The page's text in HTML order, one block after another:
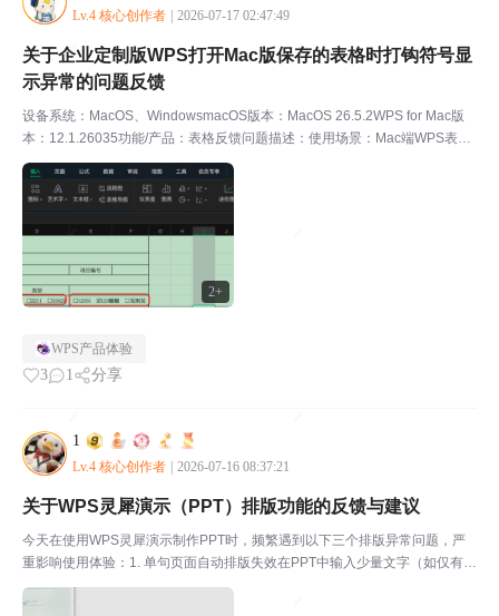
Lv.4 核心创作者 2026-07-17 02:47:49
2+
关于企业定制版WPS打开Mac版保存的表格时打钩符号显
示异常的问题反馈
设备系统：MacOS、WindowsmacOS版本：MacOS 26.5.2WPS for Mac版
本：12.1.26035功能/产品：表格反馈问题描述：使用场景：Mac端WPS表格
内，通过顶部菜单栏“插入”-“符号”，插入打钩复选符号，编辑表格内容后保
存...
WPS产品体验
3 1 分享
1
Lv.4 核心创作者 2026-07-16 08:37:21
关于WPS灵犀演示（PPT）排版功能的反馈与建议
今天在使用WPS灵犀演示制作PPT时，频繁遇到以下三个排版异常问题，严
重影响使用体验：1. 单句页面自动排版失效在PPT中输入少量文字（如仅有一
句话）时，页面几乎没有任何排版处理——文字直接堆在页面中央，字体、字
号、间距、对齐方式等均未做任何适配处理。连续...